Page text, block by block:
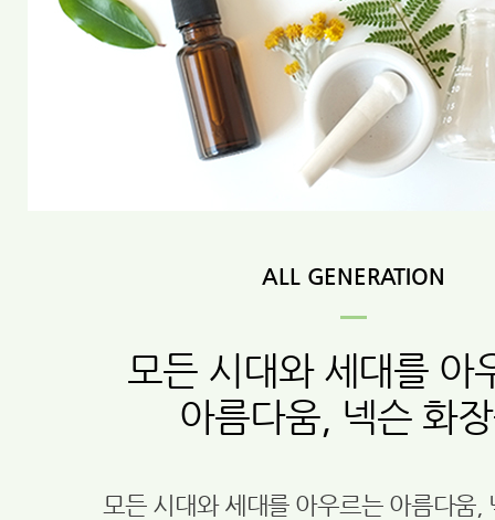
ALL GENERATION
모든 시대와 세대를 아
아름다움, 넥슨 화
모든 시대와 세대를 아우르는 아름다움,